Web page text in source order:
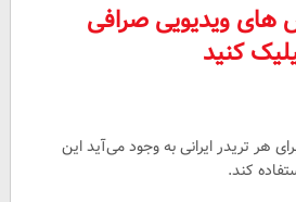
های ویدیویی صرافی
کنید
هر تریدر ایرانی به وجود می‌آید این
کند.